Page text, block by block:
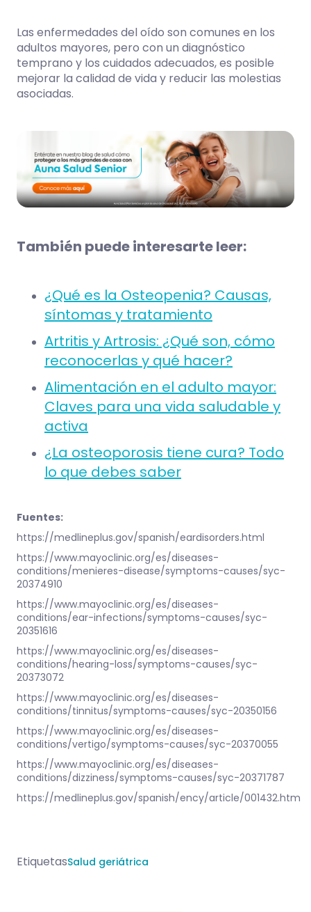
Las enfermedades del oído son comunes en los
adultos mayores, pero con un diagnóstico
temprano y los cuidados adecuados, es posible
mejorar la calidad de vida y reducir las molestias
asociadas.
También puede interesarte leer:
¿Qué es la Osteopenia? Causas,
síntomas y tratamiento
Artritis y Artrosis: ¿Qué son, cómo
reconocerlas y qué hacer?
Alimentación en el adulto mayor:
Claves para una vida saludable y
activa
¿La osteoporosis tiene cura? Todo
lo que debes saber
Fuentes:
https://medlineplus.gov/spanish/eardisorders.html
https://www.mayoclinic.org/es/diseases-
conditions/menieres-disease/symptoms-causes/syc-
20374910
https://www.mayoclinic.org/es/diseases-
conditions/ear-infections/symptoms-causes/syc-
20351616
https://www.mayoclinic.org/es/diseases-
conditions/hearing-loss/symptoms-causes/syc-
20373072
https://www.mayoclinic.org/es/diseases-
conditions/tinnitus/symptoms-causes/syc-20350156
https://www.mayoclinic.org/es/diseases-
conditions/vertigo/symptoms-causes/syc-20370055
https://www.mayoclinic.org/es/diseases-
conditions/dizziness/symptoms-causes/syc-20371787
https://medlineplus.gov/spanish/ency/article/001432.htm
EtiquetasSalud geriátrica